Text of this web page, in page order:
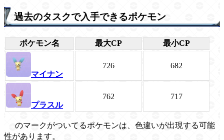
過去のタスクで入手できるポケモン
ポケモン名 最大CP 最小CP
マイナン
726 682
プラスル
762 717
のマークがついてるポケモンは、色違いが出現する可能
性があります。